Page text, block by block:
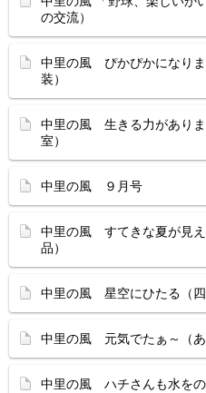
の交流）
中里の風 ぴかぴかになり
装）
中里の風 生きる力があり
室）
中里の風 ９月号
中里の風 すてきな夏が見
品）
中里の風 星空にひたる（四
中里の風 元気でたぁ～（あ
中里の風 ハチさんも水をの